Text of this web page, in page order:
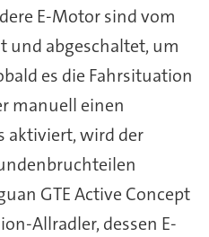
E-Motor sind vom
und abgeschaltet, um
es die Fahrsituation
manuell einen
aktiviert, wird der
GTE Active Concept
Allradler, dessen E-